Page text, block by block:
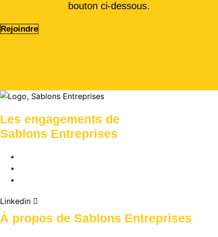
bouton ci-dessous.
Rejoindre
Les engagements de
Sablons Entreprises
Linkedin
À propos de Sablons Entreprises